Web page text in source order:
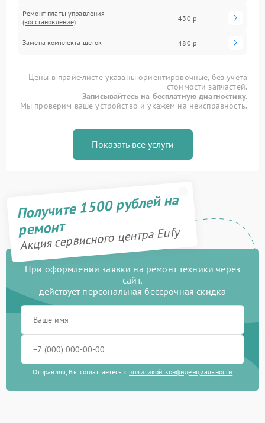
Ремонт платы управления
(восстановление)
430 р
Замена комплекта щеток 480 р
Цены в прайс-листе указаны ориентировочные, без учета
стоимости запчастей.
Записывайтесь на бесплатную диагностику.
Мы проверим ваше устройство и укажем на неисправность.
Показать все услуги
Получите 1500 рублей на
ремонт
Акция сервисного центра Eufy
При оформлении заявки на ремонт техники через
сайт,
действует персональная бессрочная скидка
Отправляя, Вы соглашаетесь с политикой конфиденциальности